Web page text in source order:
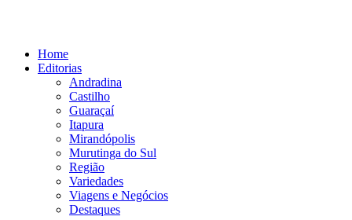
conteúdoHome
Editorias
Andradina
Castilho
Guaraçaí
Itapura
Mirandópolis
Murutinga do Sul
Região
Variedades
Viagens e Negócios
Destaques